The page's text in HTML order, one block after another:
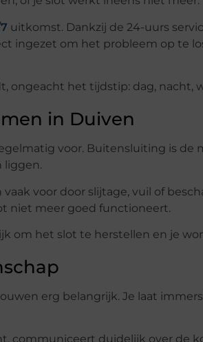
uitkomst. Dankzij de 24-uurs
ingezet om het probleem op te
ongeacht het tijdstip: dag, nacht,
in Duiven
voor. Buitensluiting is de
liggen.
voor door slijtage, vuil of
niet meer goed functioneert.
om het slot te herstellen en je
erg belangrijk. Je laat
communiceert duidelijk over de